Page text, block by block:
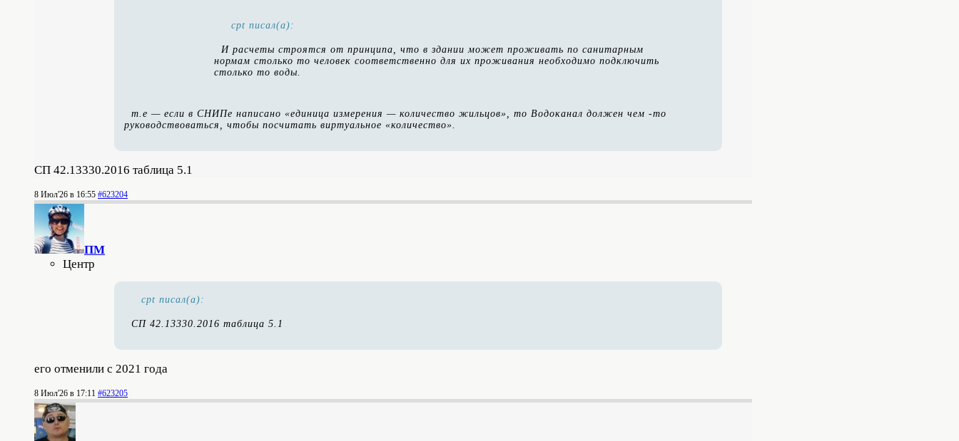
cpt писал(а):
И расчеты строятся от принципа, что в здании может проживать по санитарным
нормам столько то человек соответственно для их проживания необходимо подключить
столько то воды.
т.е — если в СНИПе написано «единица измерения — количество жильцов», то Водоканал должен чем -то
руководствоваться, чтобы посчитать виртуальное «количество».
СП 42.13330.2016 таблица 5.1
8 Июл'26 в 16:55 #623204
ПМ
Центр
cpt писал(а):
СП 42.13330.2016 таблица 5.1
его отменили с 2021 года
8 Июл'26 в 17:11 #623205